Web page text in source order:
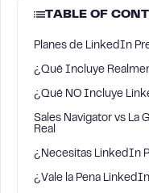
TABLE OF
Planes de LinkedIn
¿Qué Incluye
¿Qué NO Incluye
Sales Navigator vs La
Real
¿Necesitas LinkedIn
¿Vale la Pena